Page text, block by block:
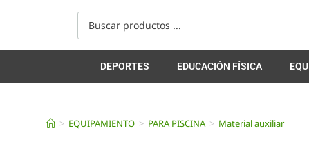
DEPORTES EDUCACIÓN FÍSICA
> EQUIPAMIENTO > PARA PISCINA > Material auxiliar